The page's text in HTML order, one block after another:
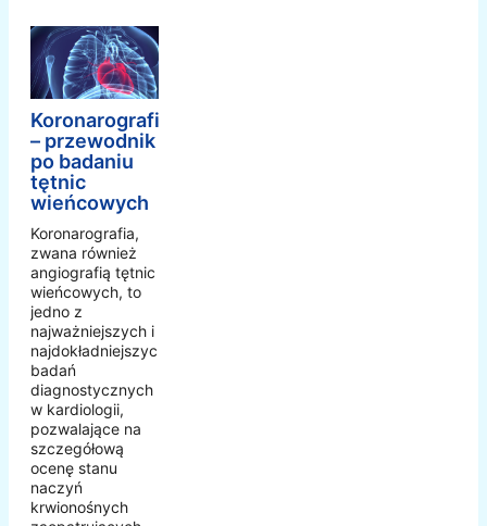
Koronarografia
– przewodnik
po badaniu
tętnic
wieńcowych
Koronarografia,
zwana również
angiografią tętnic
wieńcowych, to
jedno z
najważniejszych i
najdokładniejszych
badań
diagnostycznych
w kardiologii,
pozwalające na
szczegółową
ocenę stanu
naczyń
krwionośnych